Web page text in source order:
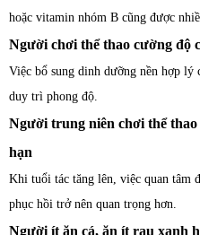
hoặc vitamin nhóm B cũng được
Người chơi thể thao cường độ
Việc bổ sung dinh dưỡng nền hợp lý
duy trì phong độ.
Người trung niên chơi thể
hạn
Khi tuổi tác tăng lên, việc quan tâm
phục hồi trở nên quan trọng hơn.
Người ít ăn cá, ăn ít rau xanh